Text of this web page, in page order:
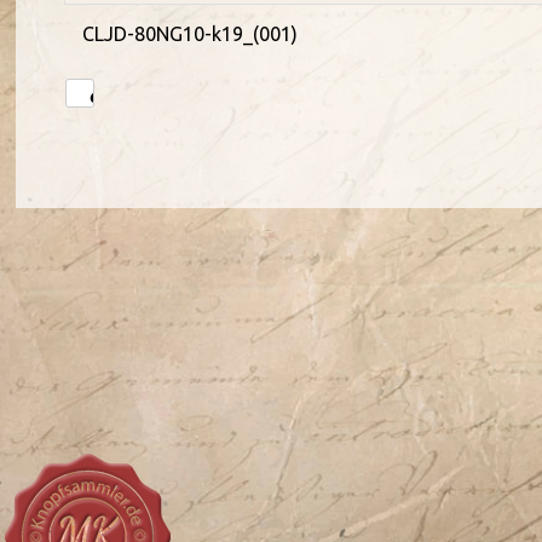
CLJD-80NG10-k19_(001)